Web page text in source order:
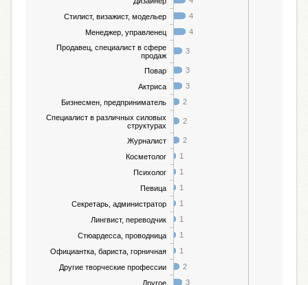
Стилист, визажист, модельер 4
Менеджер, управленец
4
Продавец, специалист в сфере
продаж
3
Повар 3
Актриса 3
Бизнесмен, предприниматель
2
Специалист в различных силовых
структурах
2
Журналист 2
Косметолог 1
Психолог 1
Певица 1
Секретарь, администратор 1
Лингвист, переводчик 1
Стюардесса, проводница 1
Официантка, бариста, горничная 1
Другие творческие профессии 2
Другое 3